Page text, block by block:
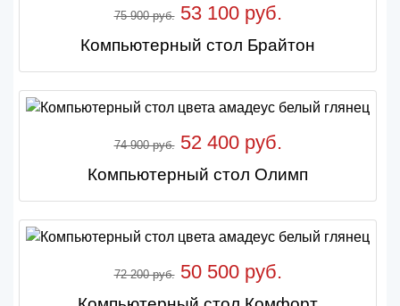
75 900 руб.53 100 руб.
Компьютерный стол Брайтон
74 900 руб.52 400 руб.
Компьютерный стол Олимп
72 200 руб.50 500 руб.